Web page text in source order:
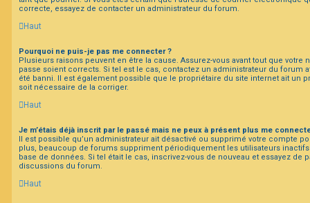
correcte, essayez de contacter un administrateur du forum.
Haut
Pourquoi ne puis-je pas me connecter ?
Plusieurs raisons peuvent en être la cause. Assurez-vous avant tout que votre
passe soient corrects. Si tel est le cas, contactez un administrateur du forum
été banni. Il est également possible que le propriétaire du site internet ait un
soit nécessaire de la corriger.
Haut
Je m’étais déjà inscrit par le passé mais ne peux à présent plus me
Il est possible qu’un administrateur ait désactivé ou supprimé votre compte
plus, beaucoup de forums suppriment périodiquement les utilisateurs
base de données. Si tel était le cas, inscrivez-vous de nouveau et essayez de
discussions du forum.
Haut